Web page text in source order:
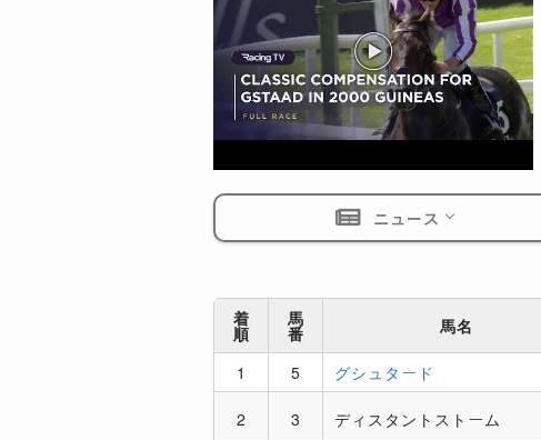
ニュース
着
順
馬
番 馬名
1
5 グシュタード
2 3 ディスタントストーム